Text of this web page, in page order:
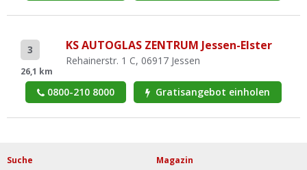
3
26,1 km
KS AUTOGLAS ZENTRUM Jessen-Elster
Rehainerstr. 1 C, 06917 Jessen
0800-210 8000 Gratisangebot einholen
Suche Magazin